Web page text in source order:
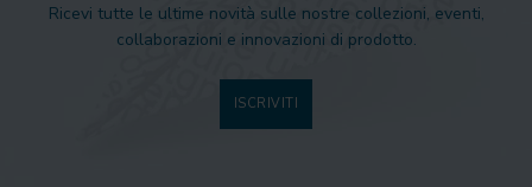
Ricevi tutte le ultime novità sulle nostre collezioni, eventi,
collaborazioni e innovazioni di prodotto.
ISCRIVITI